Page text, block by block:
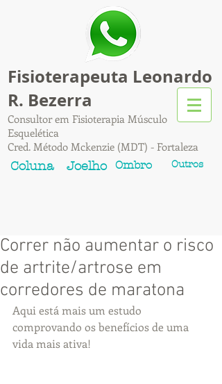
Fisioterapeuta Leonardo
R. Bezerra
Consultor em Fisioterapia Músculo
Esquelética
Cred. Método Mckenzie (MDT) - Fortaleza
Coluna Joelho Ombro Outros
Correr não aumentar o risco
de artrite/artrose em
corredores de maratona
Aqui está mais um estudo
comprovando os benefícios de uma
vida mais ativa!